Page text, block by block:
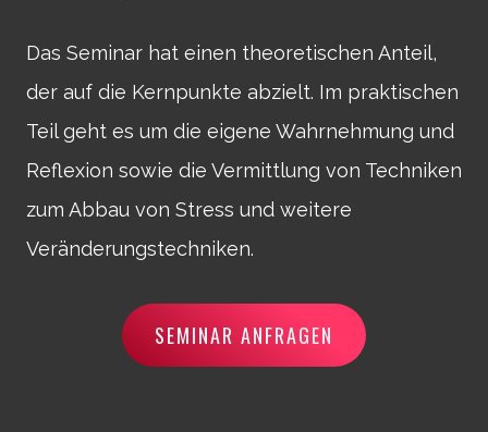
Das Seminar hat einen theoretischen Anteil,
der auf die Kernpunkte abzielt. Im praktischen
Teil geht es um die eigene Wahrnehmung und
Reflexion sowie die Vermittlung von Techniken
zum Abbau von Stress und weitere
Veränderungstechniken.
SEMINAR ANFRAGEN